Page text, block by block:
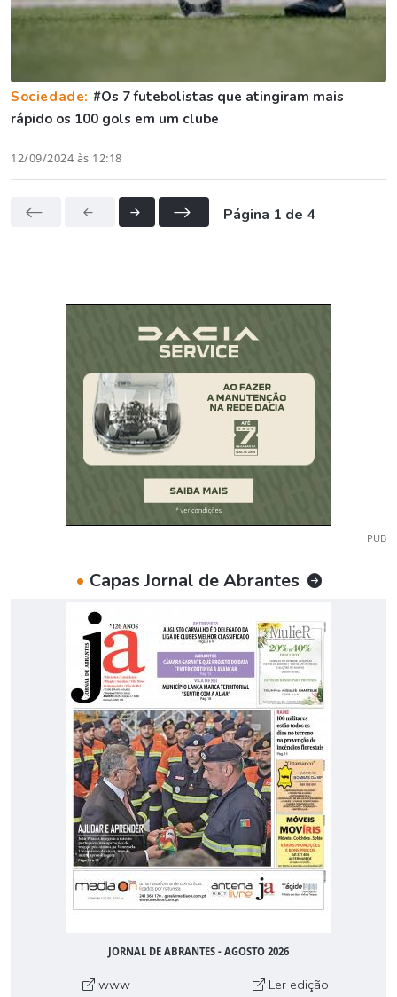
Sociedade: #Os 7 futebolistas que atingiram mais
rápido os 100 gols em um clube
12/09/2024 às 12:18
Página 1 de 4
PUB
• Capas Jornal de Abrantes
JORNAL DE ABRANTES - AGOSTO 2026
www Ler edição